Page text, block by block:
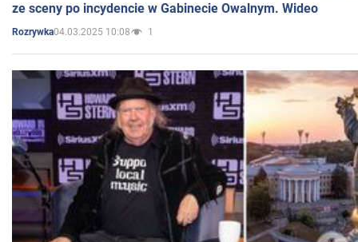
ze sceny po incydencie w Gabinecie Owalnym. Wideo
Rozrywka04.03.2025 10:08 1